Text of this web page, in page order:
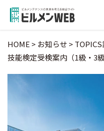
HOME > お知らせ >
技能検定受検案内（1級・3級